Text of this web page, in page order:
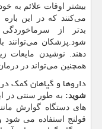
بیشتر اوقات علائم به
می‌کنند که در این
بدتر از
شود.پزشکان می‌توانند
دهند. نوشیدن مایعات
همچنین می‌تواند در
داروها و گیاهان کمک
شوید: به طور سنتی در
های دستگاه گوارش
قولنج استفاده می